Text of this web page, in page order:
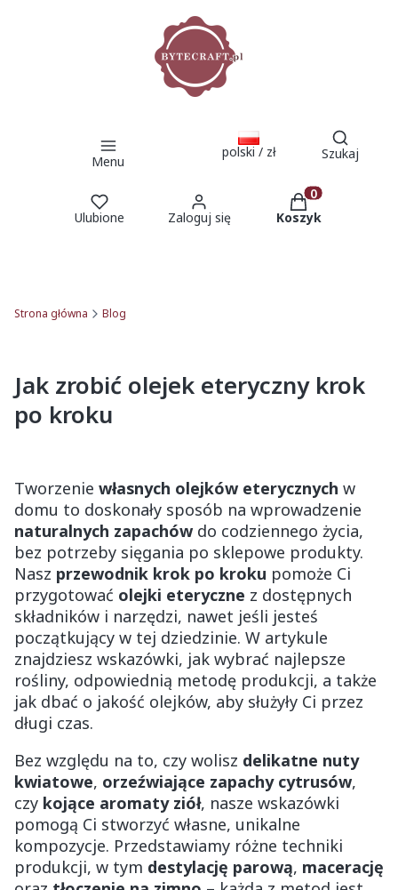
Menu
polski / zł
Otwórz
Szukaj
Ulubione Zaloguj się
Produkty w
Koszyk
Strona główna Blog
Jak zrobić olejek eteryczny krok
po kroku
Tworzenie własnych olejków eterycznych w
domu to doskonały sposób na wprowadzenie
naturalnych zapachów do codziennego życia,
bez potrzeby sięgania po sklepowe produkty.
Nasz przewodnik krok po kroku pomoże Ci
przygotować olejki eteryczne z dostępnych
składników i narzędzi, nawet jeśli jesteś
początkujący w tej dziedzinie. W artykule
znajdziesz wskazówki, jak wybrać najlepsze
rośliny, odpowiednią metodę produkcji, a także
jak dbać o jakość olejków, aby służyły Ci przez
długi czas.
Bez względu na to, czy wolisz delikatne nuty
kwiatowe, orzeźwiające zapachy cytrusów,
czy kojące aromaty ziół, nasze wskazówki
pomogą Ci stworzyć własne, unikalne
kompozycje. Przedstawiamy różne techniki
produkcji, w tym destylację parową, macerację